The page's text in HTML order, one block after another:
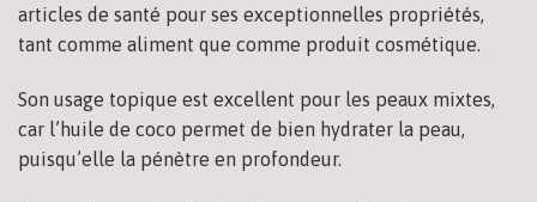
articles de santé pour ses exceptionnelles propriétés,
tant comme aliment que comme produit cosmétique.
Son usage topique est excellent pour les peaux mixtes,
car l’huile de coco permet de bien hydrater la peau,
puisqu’elle la pénètre en profondeur.